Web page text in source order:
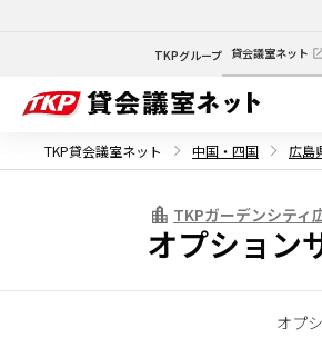
TKPグループ 貸会議室ネット
TKP貸会議室ネット 中国・四国 広島
TKPガーデンシティ
オプション
オプ